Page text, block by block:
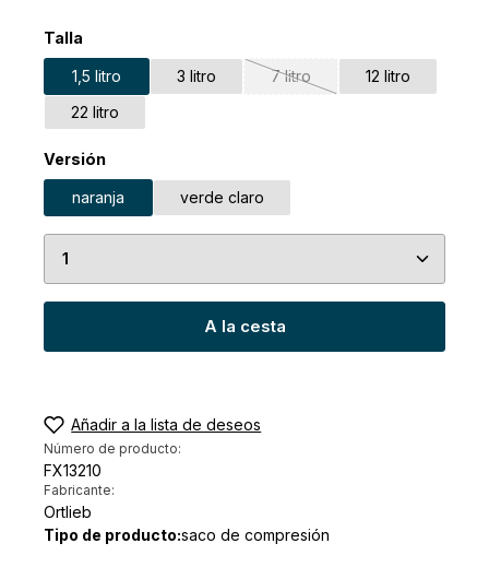
Seleccione
Talla
1,5 litro 3 litro 7 litro
(Esta opción no está
12 litro
22 litro
Seleccione
Versión
naranja verde claro
Cantidad del producto: introduce la cantidad
A la cesta
Añadir a la lista de deseos
Número de producto:
FX13210
Fabricante:
Ortlieb
Tipo de producto:saco de compresión